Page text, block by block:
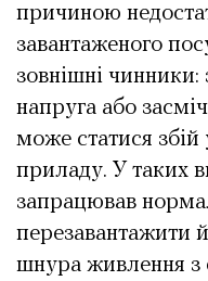
причиною
завантаженого
зовнішні
напруга або
може статися збій
приладу. У таких
запрацював
перезавантажити
шнура живлення з